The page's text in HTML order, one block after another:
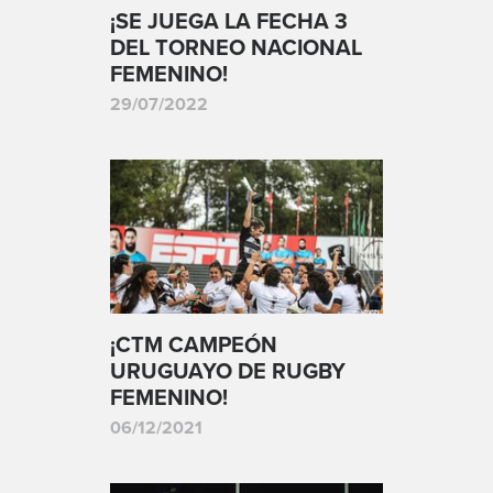
¡SE JUEGA LA FECHA 3
DEL TORNEO NACIONAL
FEMENINO!
29/07/2022
¡CTM CAMPEÓN
URUGUAYO DE RUGBY
FEMENINO!
06/12/2021